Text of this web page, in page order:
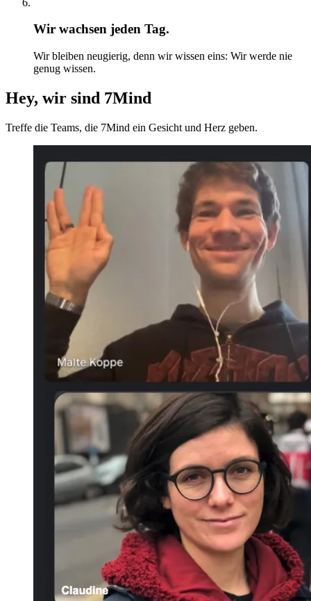
Wir wachsen jeden Tag.
Wir bleiben neugierig, denn wir wissen eins: Wir werde nie
genug wissen.
Hey, wir sind 7Mind
Treffe die Teams, die 7Mind ein Gesicht und Herz geben.